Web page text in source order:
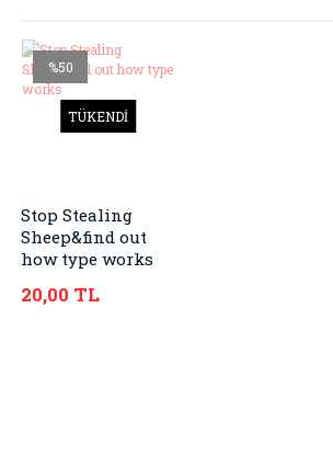
%50
TÜKENDİ
Stop Stealing
Sheep&find out
how type works
20,00 TL